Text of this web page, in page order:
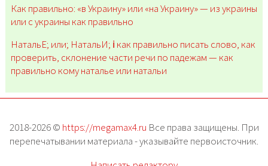
Как правильно: «в Украину» или «на Украину» — из украины
или с украины как правильно
НатальЕ; или; НатальИ; ℹ️ как правильно писать слово, как
проверить, склонение части речи по падежам — как
правильно кому наталье или натальи
2018-2026 © https://megamax4.ru Все права защищены. При
перепечатывании материала - указывайте первоисточник.